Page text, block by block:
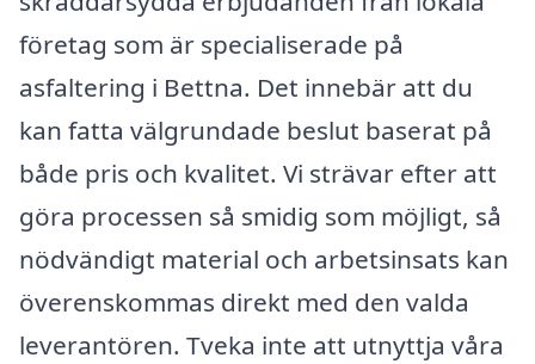
företag som är specialiserade på
asfaltering i Bettna. Det innebär att du
kan fatta välgrundade beslut baserat på
både pris och kvalitet. Vi strävar efter att
göra processen så smidig som möjligt, så
nödvändigt material och arbetsinsats kan
överenskommas direkt med den valda
leverantören. Tveka inte att utnyttja våra